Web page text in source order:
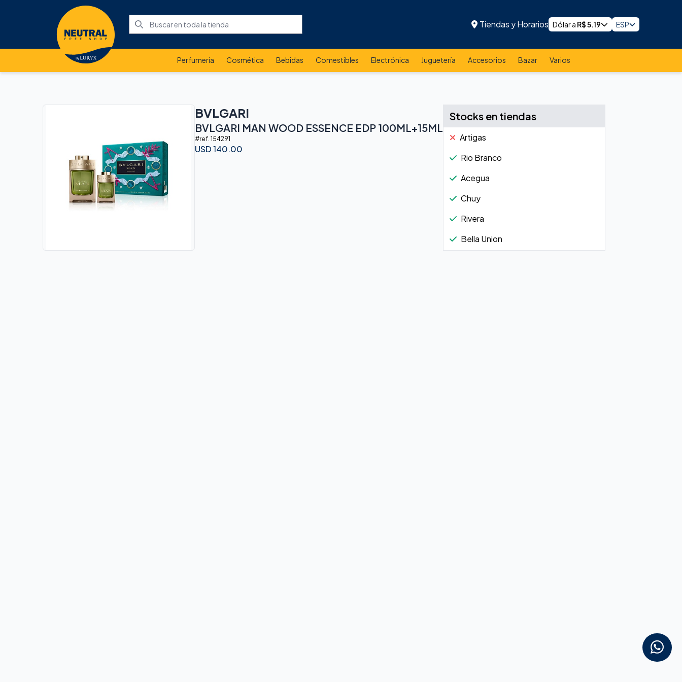
Tiendas y Horarios Dólar a R$5.19 ESP
Perfumería Cosmética Bebidas Comestibles Electrónica Juguetería Accesorios Bazar Varios
BVLGARI
BVLGARI MAN WOOD ESSENCE EDP 100ML+15ML
#ref. 154291
USD140.00
Stocks en tiendas
Artigas
Rio Branco
Acegua
Chuy
Rivera
Bella Union